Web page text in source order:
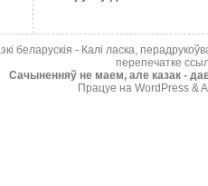
беларускія - Калі ласка,
перепечатке
Cачыненняў не маем, але казак -
Працуе на WordPress &